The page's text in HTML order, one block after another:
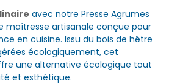
avec notre Presse Agrumes
maîtresse artisanale conçue pour
en cuisine. Issu du bois de hêtre
écologiquement, cet
une alternative écologique tout
et esthétique.